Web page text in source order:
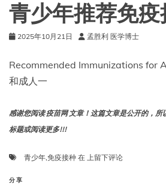
青少年推荐免疫
2025年10月21日 孟胜利 医学博士
Recommended Immunizations for
和成人一
感谢您阅读 疫苗网 文章！这篇文章是公开的，
标题或阅读更多!!!
青少年,免疫接种 在 青
上留下评论
分享